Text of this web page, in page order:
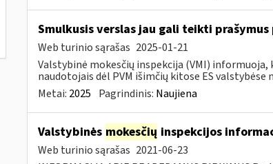
Smulkusis verslas jau gali teikti
Web turinio sąrašas 2025-01-21
Valstybinė mokesčių inspekcija (VMI)
naudotojais dėl PVM išimčių kitose ES valstybėse
Metai: 2025 Pagrindinis: Naujiena
Valstybinės mokesčių inspekcijos
Web turinio sąrašas 2021-06-23